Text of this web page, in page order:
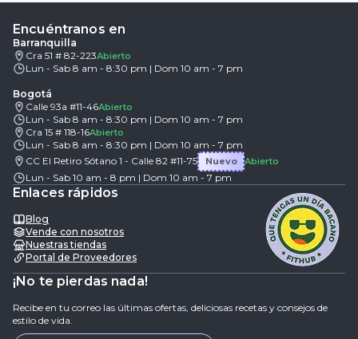
Encuéntranos en
Barranquilla
Cra 51 # 82-223Abierto
Lun - Sab 8 am - 8:30 pm | Dom 10 am - 7 pm
Bogotá
Calle 93a #11-46Abierto
Lun - Sab 8 am - 8:30 pm | Dom 10 am - 7 pm
Cra 15 # 118-16Abierto
Lun - Sab 8 am - 8:30 pm | Dom 10 am - 7 pm
CC El Retiro Sótano 1 - Calle 82 #11-75
Nuevo Abierto
Lun - Sab 10 am - 8 pm | Dom 10 am - 7 pm
Enlaces rápidos
Blog
Vende con nosotros
Nuestras tiendas
Portal de Proveedores
¡No te pierdas nada!
Recibe en tu correo las últimas ofertas, deliciosas recetas y consejos de
estilo de vida.